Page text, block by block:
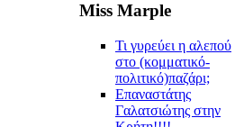
Miss Marple
Τι γυρεύει η αλεπού
στο (κομματικό-
πολιτικό)παζάρι;
Επαναστάτης
Γαλατσιώτης στην